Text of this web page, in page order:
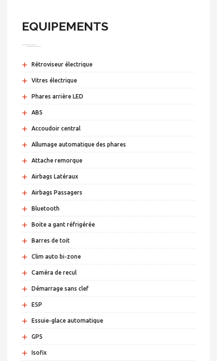
EQUIPEMENTS
+ Rétroviseur électrique
+ Vitres électrique
+ Phares arrière LED
+ ABS
+ Accoudoir central
+ Allumage automatique des phares
+ Attache remorque
+ Airbags Latéraux
+ Airbags Passagers
+ Bluetooth
+ Boite a gant réfrigérée
+ Barres de toit
+ Clim auto bi-zone
+ Caméra de recul
+ Démarrage sans clef
+ ESP
+ Essuie-glace automatique
+ GPS
+ Isofix